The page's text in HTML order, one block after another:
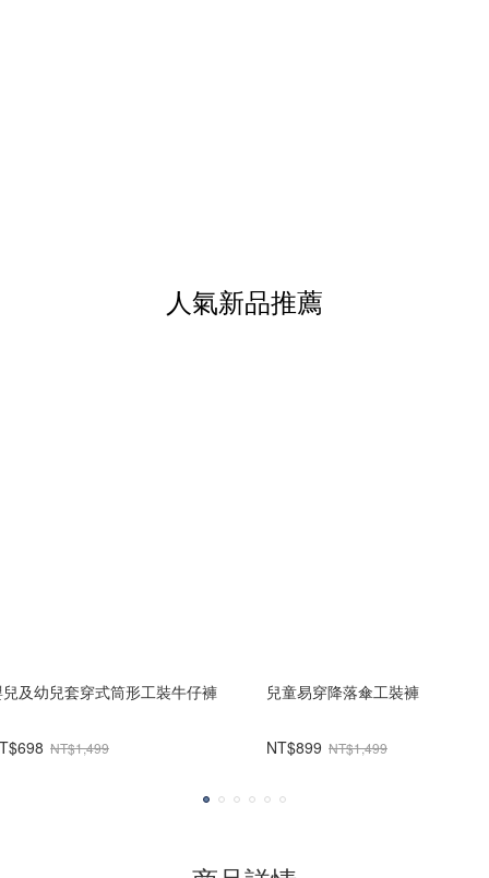
人氣新品推薦
及幼兒套穿式筒形工裝牛仔褲
NT$1,499
兒童易穿降落傘工裝褲
NT$899 NT$1,499